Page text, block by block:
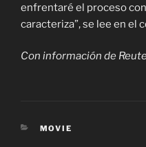
enfrentaré el proceso
caracteriza”, se lee en el
Con información de
CATEGORIES
MOVIE